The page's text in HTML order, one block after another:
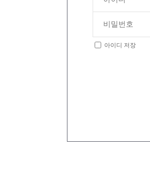
아이디 저장